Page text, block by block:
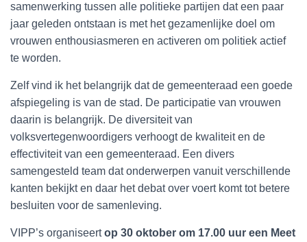
I
samenwerking tussen alle politieke partijen dat een paar
jaar geleden ontstaan is met het gezamenlijke doel om
vrouwen enthousiasmeren en activeren om politiek actief
te worden.
Zelf vind ik het belangrijk dat de gemeenteraad een goede
afspiegeling is van de stad. De participatie van vrouwen
daarin is belangrijk. De diversiteit van
volksvertegenwoordigers verhoogt de kwaliteit en de
effectiviteit van een gemeenteraad. Een divers
samengesteld team dat onderwerpen vanuit verschillende
kanten bekijkt en daar het debat over voert komt tot betere
besluiten voor de samenleving.
VIPP’s organiseertop 30 oktober om 17.00 uur een Meet